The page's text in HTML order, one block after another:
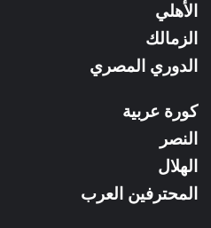
الأهلي
الزمالك
الدوري المصري
كورة عربية
النصر
الهلال
المحترفين العرب